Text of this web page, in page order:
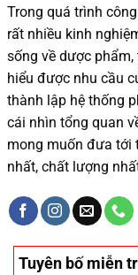
Trong quá trình
rất nhiều kinh
sống về dược phẩm,
hiểu được nhu cầu
thành lập hệ thống
cái nhìn tổng quan
mong muốn đưa tới
nhất, chất lượng
Tuyên bố miễn